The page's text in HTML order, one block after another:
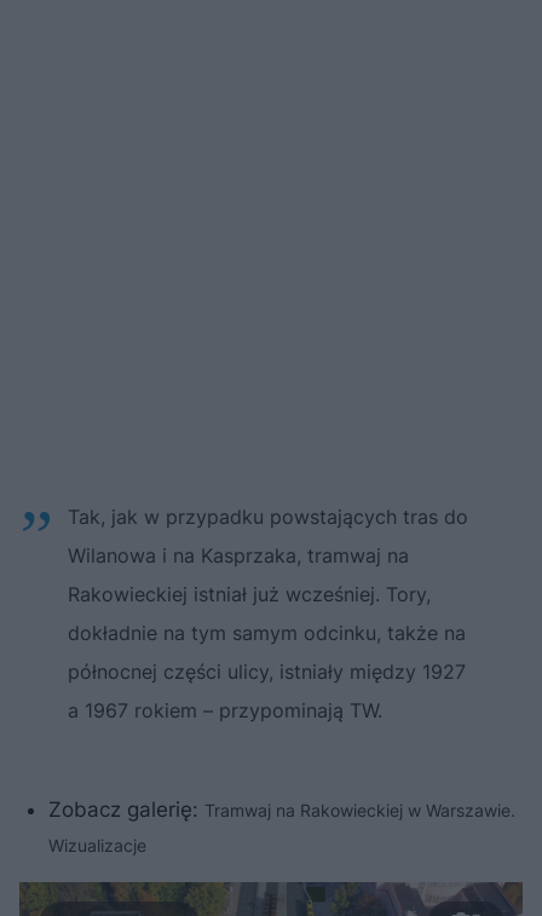
Tak, jak w przypadku powstających tras do
Wilanowa i na Kasprzaka, tramwaj na
Rakowieckiej istniał już wcześniej. Tory,
dokładnie na tym samym odcinku, także na
północnej części ulicy, istniały między 1927
a 1967 rokiem – przypominają TW.
Zobacz galerię: Tramwaj na Rakowieckiej w Warszawie.
Wizualizacje